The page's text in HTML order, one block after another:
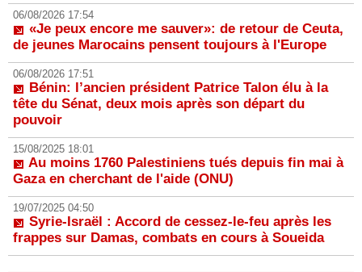
06/08/2026 17:54
«Je peux encore me sauver»: de retour de Ceuta,
de jeunes Marocains pensent toujours à l'Europe
06/08/2026 17:51
Bénin: l’ancien président Patrice Talon élu à la
tête du Sénat, deux mois après son départ du
pouvoir
15/08/2025 18:01
Au moins 1760 Palestiniens tués depuis fin mai à
Gaza en cherchant de l'aide (ONU)
19/07/2025 04:50
Syrie-Israël : Accord de cessez-le-feu après les
frappes sur Damas, combats en cours à Soueida